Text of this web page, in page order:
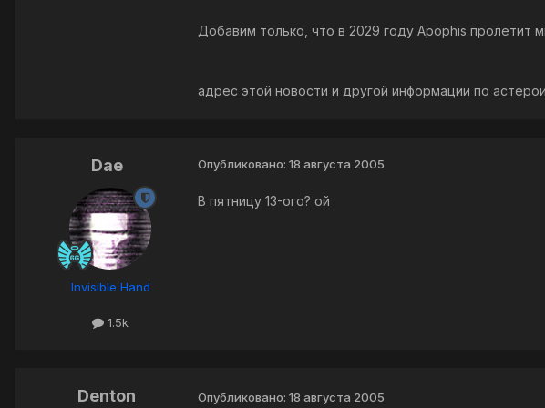
Добавим только, что в 2029 году Apophis пролетит
адрес этой новости и другой информации по
Dae
Invisible Hand
1.5k
Опубликовано: 18 августа 2005
В пятницу 13-ого? ой
Denton Опубликовано: 18 августа 2005